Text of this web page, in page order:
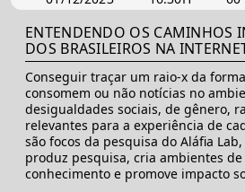
ENTENDENDO OS CAMINHOS
DOS BRASILEIROS NA
Conseguir traçar um raio-x da
consomem ou não notícias no
desigualdades sociais, de gênero,
relevantes para a experiência de
são focos da pesquisa do Aláfia
produz pesquisa, cria ambientes
conhecimento e promove impacto